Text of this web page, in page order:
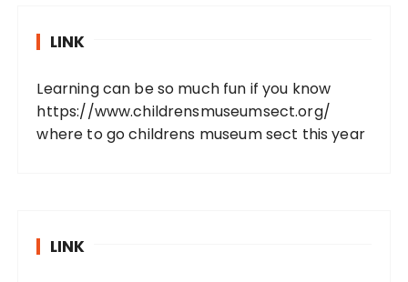
LINK
Learning can be so much fun if you know
https://www.childrensmuseumsect.org/
where to go childrens museum sect this year
LINK